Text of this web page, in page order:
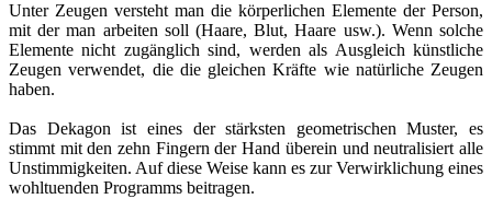
Unter Zeugen versteht man die körperlichen Elemente der Person,
mit der man arbeiten soll (Haare, Blut, Haare usw.). Wenn solche
Elemente nicht zugänglich sind, werden als Ausgleich künstliche
Zeugen verwendet, die die gleichen Kräfte wie natürliche Zeugen
haben.
Das Dekagon ist eines der stärksten geometrischen Muster, es
stimmt mit den zehn Fingern der Hand überein und neutralisiert alle
Unstimmigkeiten. Auf diese Weise kann es zur Verwirklichung eines
wohltuenden Programms beitragen.